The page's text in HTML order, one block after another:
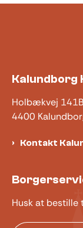
Kalundborg
Holbækvej 141B
4400
Kontakt
Husk at bestille